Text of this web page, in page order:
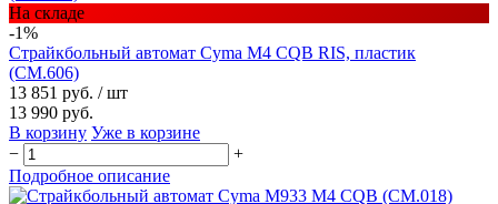
На складе
-1%
Страйкбольный автомат Cyma M4 CQB RIS, пластик
(CM.606)
13 851 руб. / шт
13 990 руб.
В корзину Уже в корзине
−
+
Подробное описание